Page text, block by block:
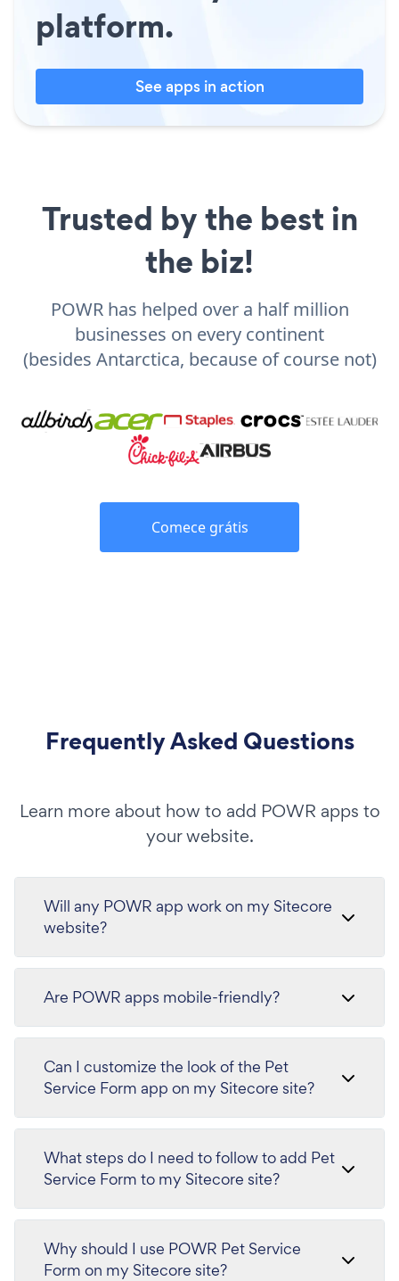
platform.
See apps in action
Trusted by the best in
the biz!
POWR has helped over a half million
businesses on every continent
(besides Antarctica, because of course not)
Comece grátis
Frequently Asked Questions
Learn more about how to add POWR apps to
your website.
Will any POWR app work on my Sitecore
website?
Are POWR apps mobile-friendly?
Can I customize the look of the Pet
Service Form app on my Sitecore site?
What steps do I need to follow to add Pet
Service Form to my Sitecore site?
Why should I use POWR Pet Service
Form on my Sitecore site?